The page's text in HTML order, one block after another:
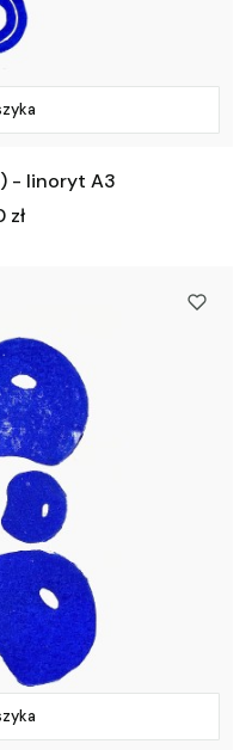
- linoryt A3
zł